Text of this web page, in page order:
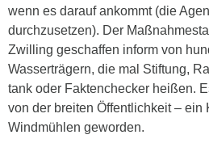
wenn es darauf ankommt (die
durchzusetzen). Der
Zwilling geschaffen inform von
Wasserträgern, die mal Stiftung,
tank oder Faktenchecker heißen.
von der breiten Öffentlichkeit – ein
Windmühlen geworden.